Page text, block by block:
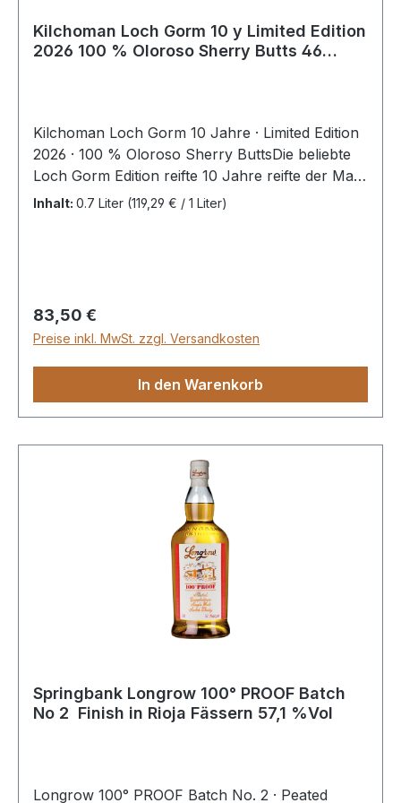
Kilchoman Loch Gorm 10 y Limited Edition
2026 100 % Oloroso Sherry Butts 46
Kilchoman Loch Gorm 10 Jahre · Limited Edition
2026 · 100 % Oloroso Sherry ButtsDie beliebte
Loch Gorm Edition reifte 10 Jahre reifte der Malt
vollständig in Oloroso Sherry Butts, von der
und wird mit der diesjährigen Edition prominent
auf dem Flaschenlabel präsentiert. Die primäre
Reifung in First Fill Sherry Butts bringt
einen saftig-süßen und hochintensiven
Fruchtcharakter von dunklen Früchten und
reicher Würze hervor, die perfekt mit dem
charakteristischen Zitrusaromen
harmonieren.NoseDried fruits, barbequed meats,
toasted walnuts and rich peat
smoke.PalateCandied orange and tropical fruits,
salted caramel and dried prunes with warming
cinnamon, nutmeg and integrated rich
smoke.FinishLasting spices, toasted dark
chocolate and liquorice with balanced peat
Inhalt: 0.7 Liter (119,29 € / 1 Liter)
Regulärer Preis:
83,50 €
Preise inkl. MwSt. zzgl. Versandkosten
In den Warenkorb
Springbank Longrow 100° PROOF Batch
No 2 Finish in Rioja Fässern 57,1 %Vol
Longrow 100° PROOF Batch No. 2 · Peated